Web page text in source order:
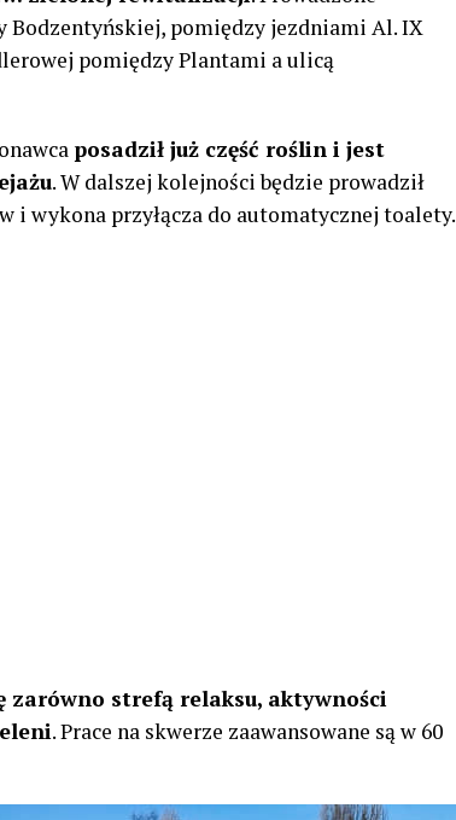
Bodzentyńskiej, pomiędzy jezdniami Al. IX
pomiędzy Plantami a ulicą
posadził już część roślin i jest
. W dalszej kolejności będzie prowadził
i wykona przyłącza do automatycznej toalety.
zarówno strefą relaksu, aktywności
. Prace na skwerze zaawansowane są w 60